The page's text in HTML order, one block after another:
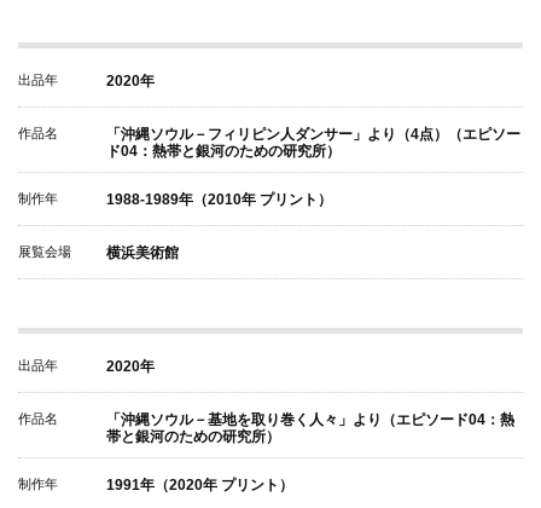
出品年 2020年
作品名
「沖縄ソウル－フィリピン人ダンサー」より（4点）（エピソー
ド04：熱帯と銀河のための研究所）
制作年 1988-1989年（2010年 プリント）
展覧会場 横浜美術館
出品年 2020年
作品名
「沖縄ソウル－基地を取り巻く人々」より（エピソード04：熱
帯と銀河のための研究所）
制作年 1991年（2020年 プリント）